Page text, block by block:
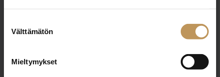
valinta
Välttämätön
Mieltymykset
Nimi*